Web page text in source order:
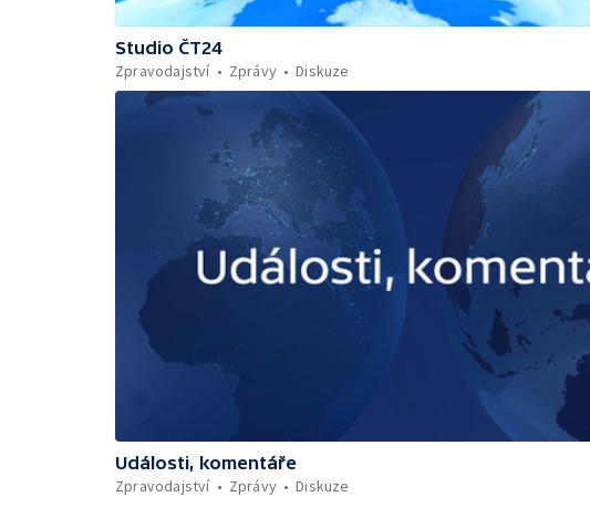
Studio ČT24
Zpravodajství
Zprávy Diskuze
Události, komentáře
Zpravodajství
Zprávy Diskuze